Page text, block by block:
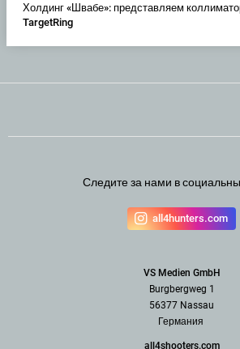
Холдинг «Швабе»: представляем
TargetRing
Следите за нами в
all4hunters.com
VS Medien GmbH
Burgbergweg 1
56377 Nassau
Германия
all4shooters.com